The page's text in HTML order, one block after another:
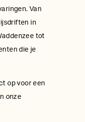
Van
in
tot
die je
op voor een
onze